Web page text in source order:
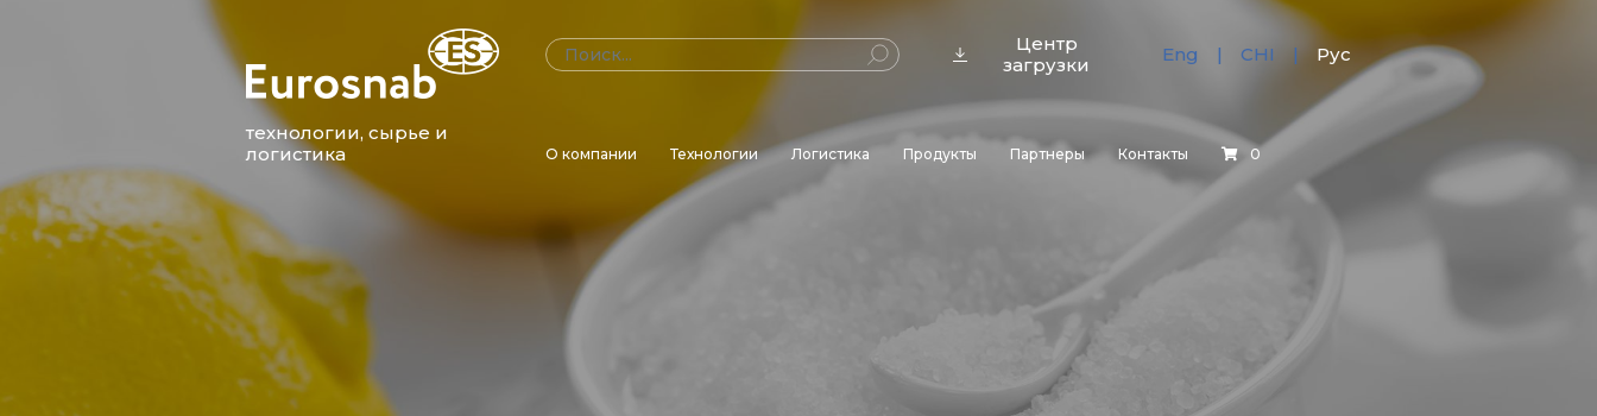
технологии, сырье и
логистика
Центр
загрузки
Eng CHI Рус
О компании Технологии Логистика Продукты Партнеры Контакты 0